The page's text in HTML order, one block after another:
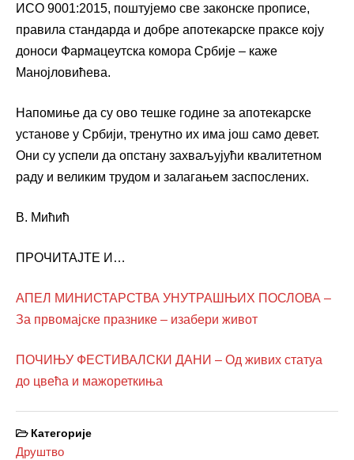
ИСО 9001:2015, поштујемо све законске прописе,
правила стандарда и добре апотекарске праксе коју
доноси Фармацеутска комора Србије – каже
Манојловићева.
Напомиње да су ово тешке године за апотекарске
установе у Србији, тренутно их има још само девет.
Они су успели да опстану захваљујући квалитетном
раду и великим трудом и залагањем заспослених.
В. Мићић
ПРОЧИТАЈТЕ И…
АПЕЛ МИНИСТАРСТВА УНУТРАШЊИХ ПОСЛОВА –
За првомајске празнике – изабери живот
ПОЧИЊУ ФЕСТИВАЛСКИ ДАНИ – Од живих статуа
до цвећа и мажореткиња
Категорије
Друштво